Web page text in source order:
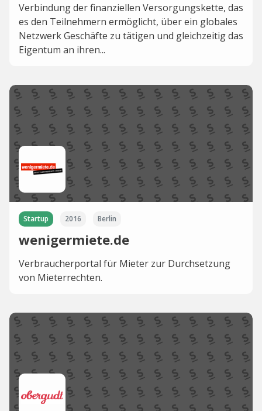
Verbindung der finanziellen Versorgungskette, das
es den Teilnehmern ermöglicht, über ein globales
Netzwerk Geschäfte zu tätigen und gleichzeitig das
Eigentum an ihren...
Startup 2016 Berlin
wenigermiete.de
Verbraucherportal für Mieter zur Durchsetzung
von Mieterrechten.